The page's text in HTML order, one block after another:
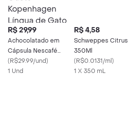
R$ 29,99
Achocolatado em
Cápsula Nescafé
Dolce Gusto
Kopenhagen Língua
(R$29.99/und)
1 Und
R$ 4,58
Schweppes Citrus
350Ml
(R$0.0131/ml)
1 X 350 mL